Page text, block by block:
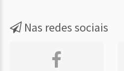
Nas redes sociais